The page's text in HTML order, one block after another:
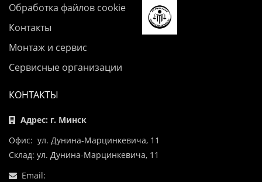
Обработка файлов cookie
Контакты
Монтаж и сервис
Сервисные организации
КОНТАКТЫ
Адрес: г. Минск
Офис: ул. Дунина-Марцинкевича, 11
Склад: ул. Дунина-Марцинкевича, 11
Email: